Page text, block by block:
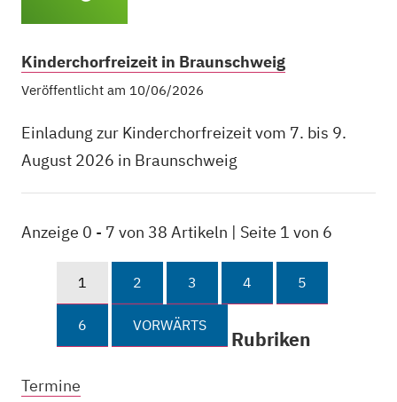
Kinderchorfreizeit in Braunschweig
Veröffentlicht am 10/06/2026
Einladung zur Kinderchorfreizeit vom 7. bis 9.
August 2026 in Braunschweig
Anzeige 0 - 7 von 38 Artikeln | Seite 1 von 6
1 2 3 4 5
6 VORWÄRTS
Rubriken
Termine